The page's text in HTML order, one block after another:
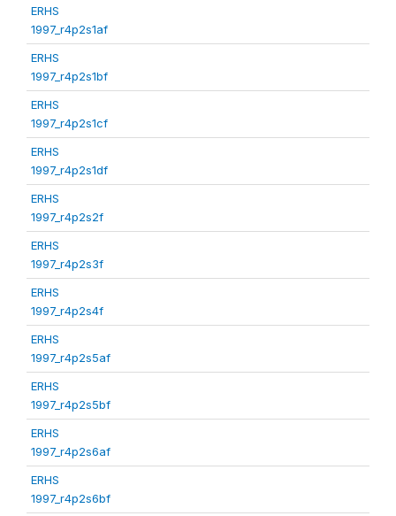
ERHS
1997_r4p2s1af
ERHS
1997_r4p2s1bf
ERHS
1997_r4p2s1cf
ERHS
1997_r4p2s1df
ERHS
1997_r4p2s2f
ERHS
1997_r4p2s3f
ERHS
1997_r4p2s4f
ERHS
1997_r4p2s5af
ERHS
1997_r4p2s5bf
ERHS
1997_r4p2s6af
ERHS
1997_r4p2s6bf